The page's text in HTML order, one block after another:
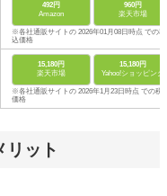
492円
Amazon
960円
楽天市場
※各社通販サイトの 2026年01月08日時点 での税
込価格
15,180円
楽天市場
15,180円
Yahoo!ショッピング
※各社通販サイトの 2026年1月23日時点 での税
価格
リット